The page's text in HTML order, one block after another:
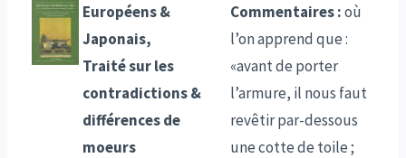
Européens &
Japonais,
Traité sur les
contradictions &
différences de
moeurs
Commentaires :où
l’on apprend que :
«avant de porter
l’armure, il nous faut
revêtir par-dessous
une cotte de toile ;